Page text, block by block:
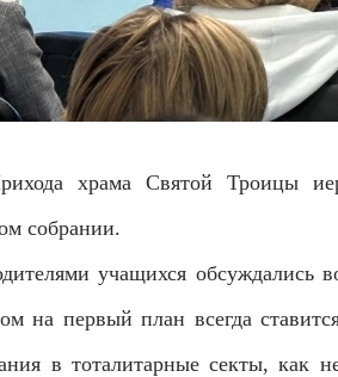
храма Святой
собрании.
учащихся
на первый план всегда
в тоталитарные секты,